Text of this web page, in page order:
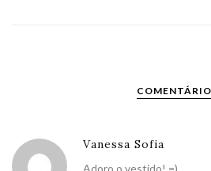
Vanessa Sofia
Adoro o vestido! =)